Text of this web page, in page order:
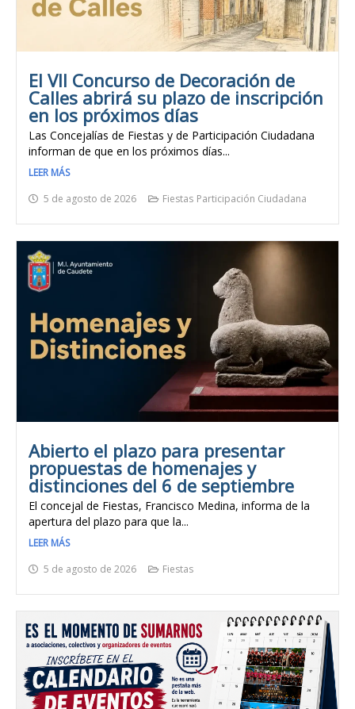
El VII Concurso de Decoración de
Calles abrirá su plazo de inscripción
en los próximos días
Las Concejalías de Fiestas y de Participación Ciudadana
informan de que en los próximos días...
LEER MÁS
5 de agosto de 2026
Fiestas Participación Ciudadana
Abierto el plazo para presentar
propuestas de homenajes y
distinciones del 6 de septiembre
El concejal de Fiestas, Francisco Medina, informa de la
apertura del plazo para que la...
LEER MÁS
5 de agosto de 2026
Fiestas